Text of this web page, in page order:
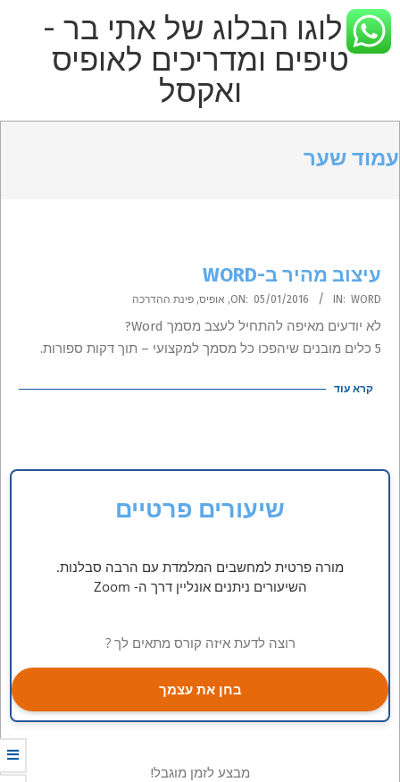
הבלוג
של
טיפים
ומדריכים
לאופיס
Navigation
Navigation
עמוד שער
עיצוב מהיר ב-WORD
2016-
01-
05
ON: 05/01/2016 IN: WORD
, אופיס, פינת ההדרכה
לא יודעים מאיפה להתחיל לעצב מסמך Word?
5 כלים מובנים שיהפכו כל מסמך למקצועי – תוך דקות ספורות.
קרא עוד
שיעורים פרטיים
מורה פרטית למחשבים המלמדת עם הרבה סבלנות.
השיעורים ניתנים אונליין דרך ה- Zoom
רוצה לדעת איזה קורס מתאים לך ?
בחן את עצמך
מבצע לזמן מוגבל!